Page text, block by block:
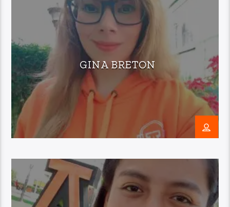
GINA BRETON